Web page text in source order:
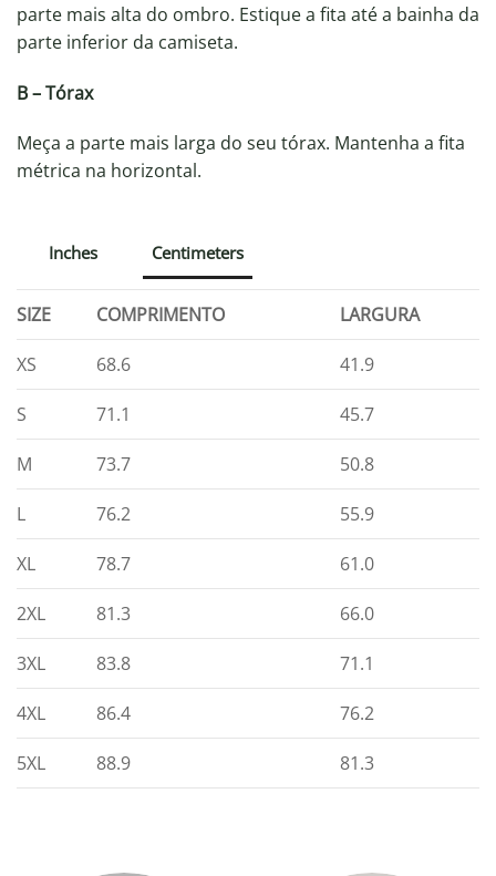
parte mais alta do ombro. Estique a fita até a bainha da
parte inferior da camiseta.
B – Tórax
Meça a parte mais larga do seu tórax. Mantenha a fita
métrica na horizontal.
Inches Centimeters
SIZE COMPRIMENTO LARGURA
XS 68.6 41.9
S 71.1 45.7
M 73.7 50.8
L 76.2 55.9
XL 78.7 61.0
2XL 81.3 66.0
3XL 83.8 71.1
4XL 86.4 76.2
5XL 88.9 81.3